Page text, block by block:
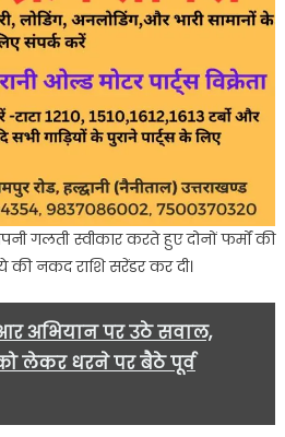
गलती स्वीकार करते हुए दोनों फर्मों की
नकद राशि सरेंडर कर दी।
अभियान पर उठे सवाल,
लेकर धरने पर बैठे पूर्व